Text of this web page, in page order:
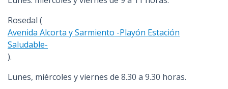
Rosedal (
Avenida Alcorta y Sarmiento -Playón Estación
Saludable-
).
Lunes, miércoles y viernes de 8.30 a 9.30 horas.